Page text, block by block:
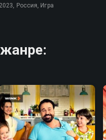
2023, Россия, Игра